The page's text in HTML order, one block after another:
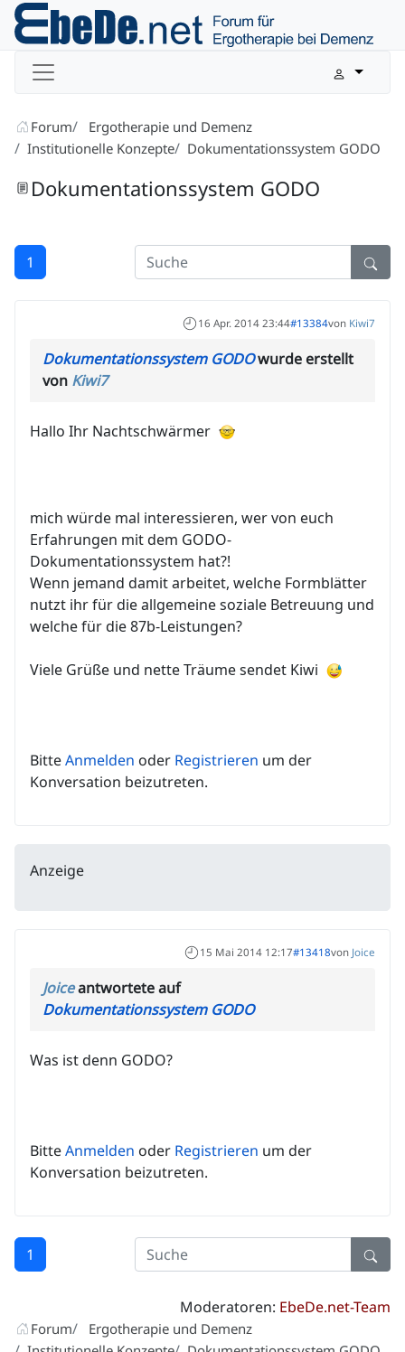
Forum
Ergotherapie und Demenz
Institutionelle Konzepte
Dokumentationssystem GODO
Dokumentationssystem GODO
1
16 Apr. 2014 23:44#13384von Kiwi7
Dokumentationssystem GODOwurde erstellt
von Kiwi7
Hallo Ihr Nachtschwärmer
mich würde mal interessieren, wer von euch
Erfahrungen mit dem GODO-
Dokumentationssystem hat?!
Wenn jemand damit arbeitet, welche Formblätter
nutzt ihr für die allgemeine soziale Betreuung und
welche für die 87b-Leistungen?
Viele Grüße und nette Träume sendet Kiwi
BitteAnmelden oder Registrieren um der
Konversation beizutreten.
Anzeige
15 Mai 2014 12:17#13418von Joice
Joiceantwortete auf
Dokumentationssystem GODO
Was ist denn GODO?
BitteAnmelden oder Registrieren um der
Konversation beizutreten.
1
Moderatoren: EbeDe.net-Team
Forum
Ergotherapie und Demenz